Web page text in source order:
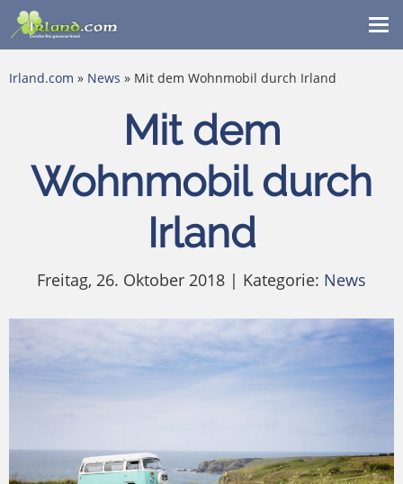
Irland.com » News » Mit dem Wohnmobil durch Irland
Mit dem
Wohnmobil durch
Irland
Freitag, 26. Oktober 2018 | Kategorie: News